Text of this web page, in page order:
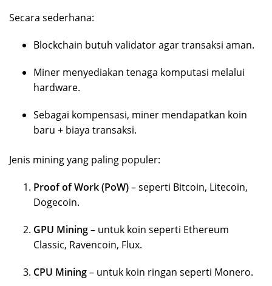
Secara sederhana:
Blockchain butuh validator agar transaksi aman.
Miner menyediakan tenaga komputasi melalui
hardware.
Sebagai kompensasi, miner mendapatkan koin
baru + biaya transaksi.
Jenis mining yang paling populer:
Proof of Work (PoW)– seperti Bitcoin, Litecoin,
Dogecoin.
GPU Mining– untuk koin seperti Ethereum
Classic, Ravencoin, Flux.
CPU Mining– untuk koin ringan seperti Monero.